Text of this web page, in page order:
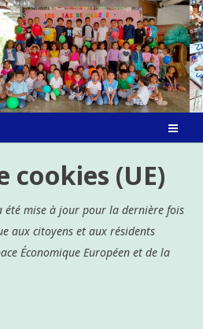
cookies (UE)
été mise à jour pour la dernière fois
aux citoyens et aux résidents
Économique Européen et de la